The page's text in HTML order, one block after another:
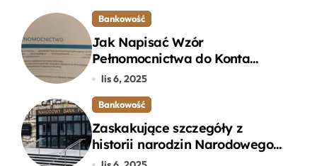
Bankowość
Jak Napisać Wzór
Pełnomocnictwa do Konta
Bankowego – Praktyczny
lis 6, 2025
Bankowość
Zaskakujące szczegóły z
historii narodzin Narodowego
Banku Polskiego, o których